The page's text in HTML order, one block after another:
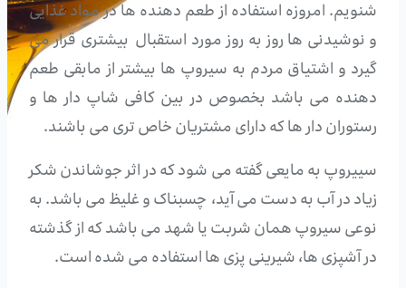
شنویم. امروزه استفاده از طعم دهنده ها در مواد غذایی
و نوشیدنی ها روز به روز مورد استقبال بیشتری قرار می
گیرد و اشتیاق مردم به سیروپ ها بیشتر از مابقی طعم
دهنده می باشد بخصوص در بین کافی شاپ دار ها و
رستوران دار ها که دارای مشتریان خاص تری می باشند.
سییروپ به مایعی گفته می شود که در اثر جوشاندن شکر
زیاد در آب به دست می آید، چسبناک و غلیظ می باشد. به
نوعی سیروپ همان شربت یا شهد می باشد که از گذشته
در آشپزی ها، شیرینی پزی ها استفاده می شده است.